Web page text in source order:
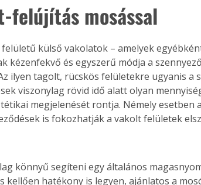
Gyógyító növények: a
természet kincsei az
felújítás mosással
külső vakolatok – amelyek
kézenfekvő és egyszerű módja a
ilyen tagolt, rücskös felületekre ugyanis a
viszonylag rövid idő alatt olyan
megjelenését rontja. Némely esetben
is fokozhatják a vakolt felületek
könnyű segíteni egy általános
kellően hatékony is legyen, ajánlatos a